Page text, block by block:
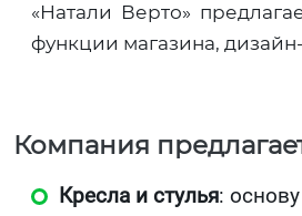
«Натали Верто»
функции магазина,
Компания
Кресла и стулья: